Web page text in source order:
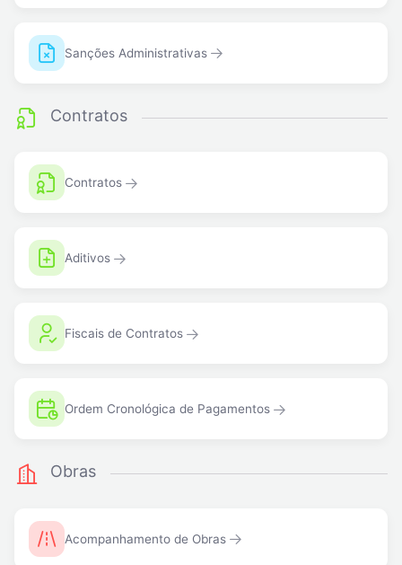
Sanções Administrativas
Contratos
Contratos
Aditivos
Fiscais de Contratos
Ordem Cronológica de Pagamentos
Obras
Acompanhamento de Obras